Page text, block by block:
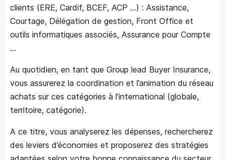
clients (ERE, Cardif, BCEF, ACP ...) : Assistance,
Courtage, Délégation de gestion, Front Office et
outils informatiques associés, Assurance pour Compte
…
Au quotidien, en tant que Group lead Buyer Insurance,
vous assurerez la coordination et l’animation du réseau
achats sur ces catégories à l’international (globale,
territoire, catégorie).
A ce titre, vous analyserez les dépenses, rechercherez
des leviers d’économies et proposerez des stratégies